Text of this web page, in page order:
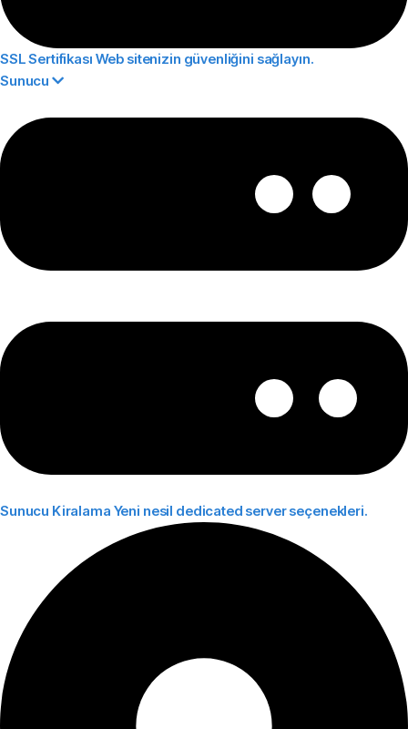
SSL Sertifikası Web sitenizin güvenliğini sağlayın.
Sunucu
Sunucu Kiralama Yeni nesil dedicated server seçenekleri.